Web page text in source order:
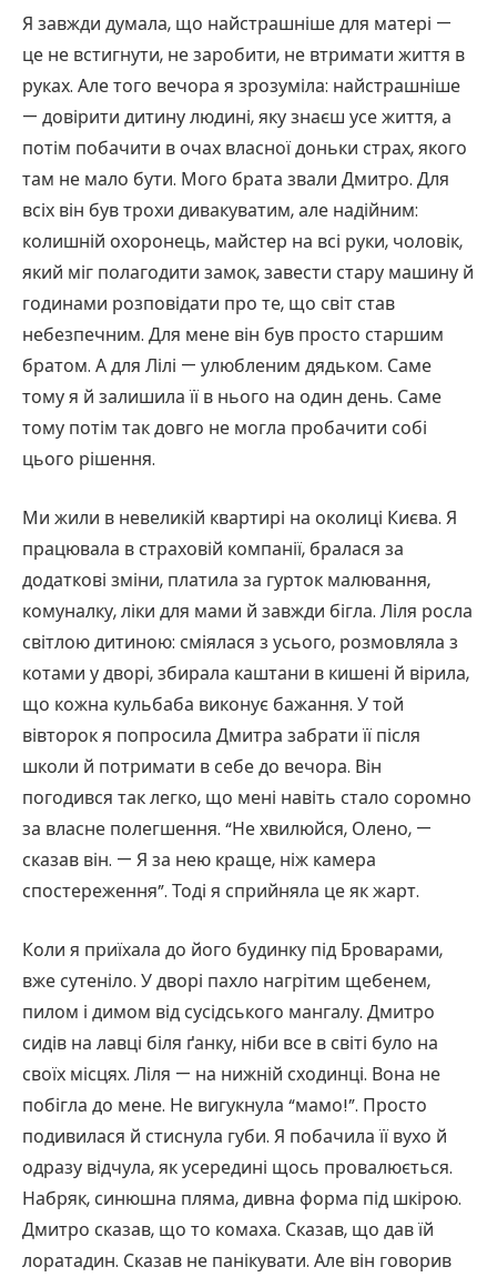
Я завжди думала, що найстрашніше для матері —
це не встигнути, не заробити, не втримати життя в
руках. Але того вечора я зрозуміла: найстрашніше
— довірити дитину людині, яку знаєш усе життя, а
потім побачити в очах власної доньки страх, якого
там не мало бути. Мого брата звали Дмитро. Для
всіх він був трохи дивакуватим, але надійним:
колишній охоронець, майстер на всі руки, чоловік,
який міг полагодити замок, завести стару машину й
годинами розповідати про те, що світ став
небезпечним. Для мене він був просто старшим
братом. А для Лілі — улюбленим дядьком. Саме
тому я й залишила її в нього на один день. Саме
тому потім так довго не могла пробачити собі
цього рішення.
Ми жили в невеликій квартирі на околиці Києва. Я
працювала в страховій компанії, бралася за
додаткові зміни, платила за гурток малювання,
комуналку, ліки для мами й завжди бігла. Ліля росла
світлою дитиною: сміялася з усього, розмовляла з
котами у дворі, збирала каштани в кишені й вірила,
що кожна кульбаба виконує бажання. У той
вівторок я попросила Дмитра забрати її після
школи й потримати в себе до вечора. Він
погодився так легко, що мені навіть стало соромно
за власне полегшення. “Не хвилюйся, Олено, —
сказав він. — Я за нею краще, ніж камера
спостереження”. Тоді я сприйняла це як жарт.
Коли я приїхала до його будинку під Броварами,
вже сутеніло. У дворі пахло нагрітим щебенем,
пилом і димом від сусідського мангалу. Дмитро
сидів на лавці біля ґанку, ніби все в світі було на
своїх місцях. Ліля — на нижній сходинці. Вона не
побігла до мене. Не вигукнула “мамо!”. Просто
подивилася й стиснула губи. Я побачила її вухо й
одразу відчула, як усередині щось провалюється.
Набряк, синюшна пляма, дивна форма під шкірою.
Дмитро сказав, що то комаха. Сказав, що дав їй
лоратадин. Сказав не панікувати. Але він говорив